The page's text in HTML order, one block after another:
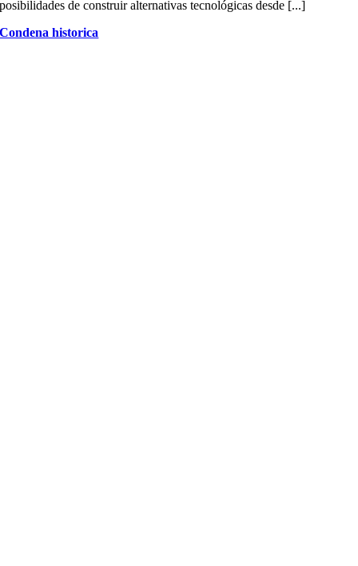
posibilidades de construir alternativas tecnológicas desde [...]
Condena historica